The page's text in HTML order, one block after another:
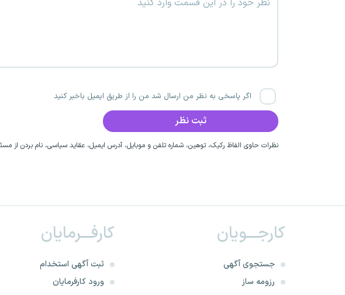
اگر پاسخی به نظر من ارسال شد من را از طریق ایمیل باخبر کنید
نظرات حاوی الفاظ رکیک، توهین، شماره تلفن و موبایل، آدرس ایمیل، عقاید سیاسی، نام بردن از
کارجـــویان
جستجوی آگهی
رزومه ساز
کارفـــرمایان
ثبت آگهی استخدام
ورود کارفرمایان